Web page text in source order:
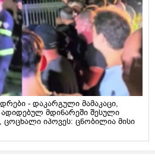
- დაკარგული მამაკაცი,
მდინარეში შესული
იპოვეს: ცნობილია მისი